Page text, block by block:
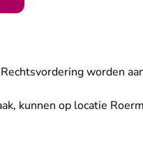
worden
kunnen op locatie